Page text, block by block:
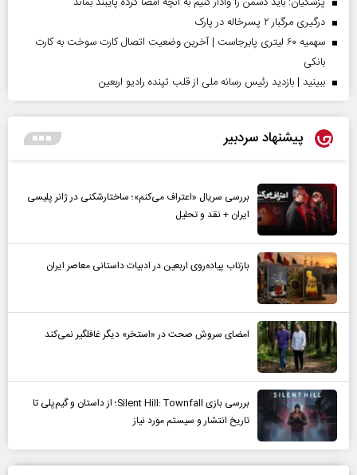
درگیری مرگبار ۲ پسرخاله در پارک
سهمیه ۶۰ لیتری پابرجاست | آخرین وضعیت اتصال کارت سوخت به کارت
بانکی
ببینید | بازدید رئیس رسانه ملی از قلب تپنده رادیو اربعین
پیشنهاد سردبیر
بررسی سریال «اعتراف می‌کنم»؛ ساختارشکنی در ژانر پلیسی
ایران + نقد و تحلیل
بازتاب پیاده‌روی اربعین در ادبیات داستانی معاصر ایران
امضای سروش صحت در «استخر» دیگر غافلگیر نمی‌کند
بررسی بازی Silent Hill: Townfall؛ از داستان و گیم‌پلی تا
تاریخ انتشار و سیستم مورد نیاز